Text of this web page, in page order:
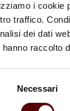
i cookie
traffico.
dei dati
hanno raccolto
Necessari